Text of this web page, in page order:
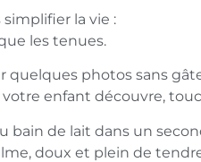
la vie :
les tenues.
quelques photos sans
enfant découvre,
bain de lait dans un
doux et plein de